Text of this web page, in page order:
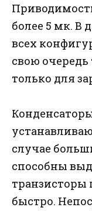
более 5 мк. В
всех
свою
только для
случае
способны
транзисторы
быстро.